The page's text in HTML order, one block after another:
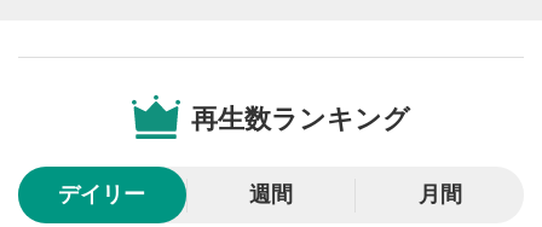
再生/一時停止
動画を再生または一時停止します。
10秒戻し/10秒送り
10秒、動画を巻き戻し/早送りします。
シークバー
再生数ランキング
デイリー 週間 月間